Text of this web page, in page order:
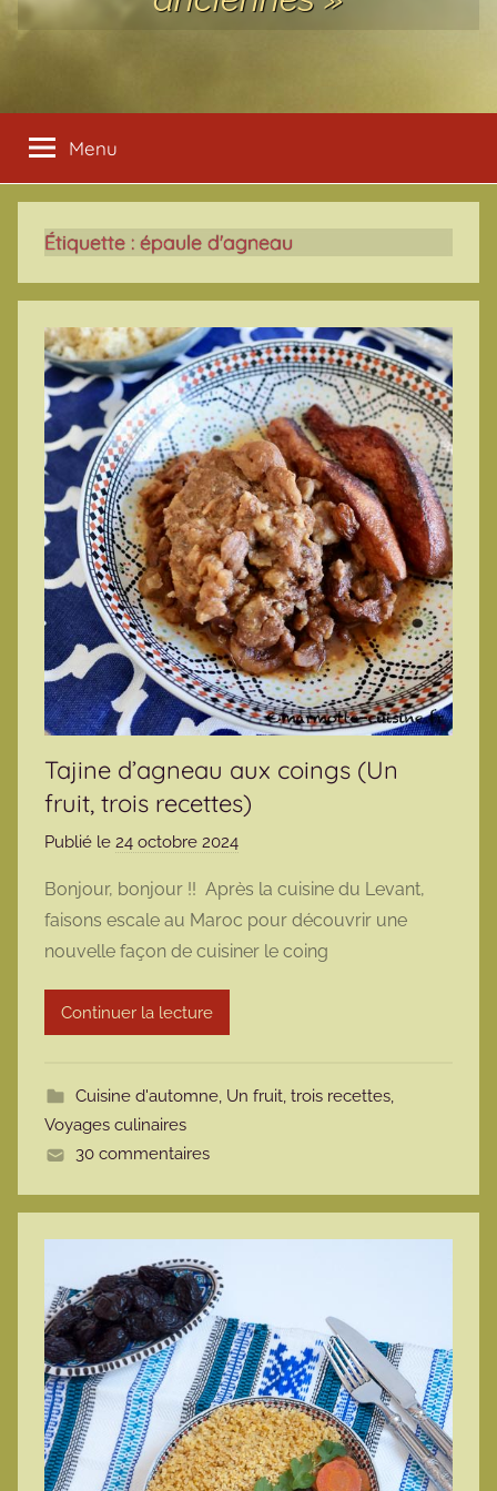
Menu
Étiquette : épaule d'agneau
Tajine d’agneau aux coings (Un
fruit, trois recettes)
Publié le 24 octobre 2024
r
m
a
t
Bonjour, bonjour !! Après la cuisine du Levant,
faisons escale au Maroc pour découvrir une
nouvelle façon de cuisiner le coing
Continuer la lecture
Cuisine d'automne, Un fruit, trois recettes,
Voyages culinaires
30 commentaires